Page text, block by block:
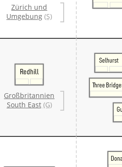
Zürich und
Umgebung (S)
Redhill
Großbritannien
South East (G)
Selhurst
Three